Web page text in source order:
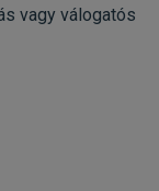
vagy válogatós